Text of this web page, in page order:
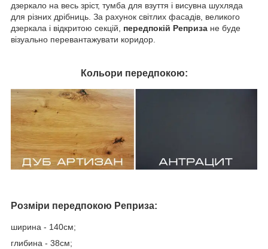
дзеркало на весь зріст, тумба для взуття і висувна шухляда
для різних дрібниць. За рахунок світлих фасадів, великого
дзеркала і відкритою секцій, передпокій Реприза не буде
візуально перевантажувати коридор.
Кольори передпокою:
Розміри передпокою Реприза:
ширина - 140см;
глибина - 38см;